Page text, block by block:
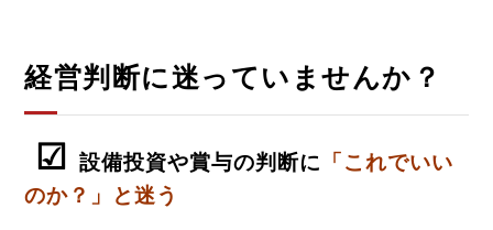
経営判断に迷っていませんか？
☑設備投資や賞与の判断に 「これでいい
のか？」と迷う